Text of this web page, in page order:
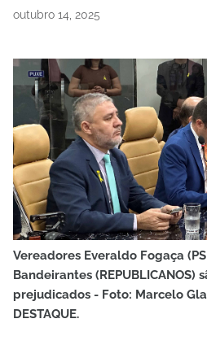
outubro 14, 2025
Vereadores Everaldo Fogaça
Bandeirantes (REPUBLICANOS)
prejudicados - Foto: Marcelo
DESTAQUE.